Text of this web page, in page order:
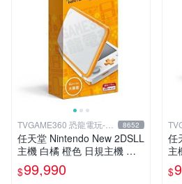
TVGAME360 恐龍電玩-台
中店
8652
任天堂 Nintendo New 2DSLL
主機 白橘 橙色 日規主機 輕
薄型 (附充電器跟保護貼)【台
中恐龍電玩】
$99,990
中
任
主
中
$